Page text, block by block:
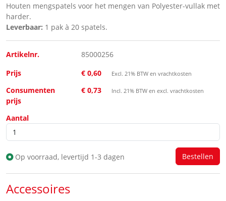
Houten mengspatels voor het mengen van Polyester-vullak met
harder.
Leverbaar: 1 pak à 20 spatels.
Artikelnr.
85000256
Prijs
€ 0,60 Excl. 21% BTW en vrachtkosten
Consumenten
prijs
€ 0,73 Incl. 21% BTW en excl. vrachtkosten
Aantal
Op voorraad, levertijd 1-3 dagen
Accessoires